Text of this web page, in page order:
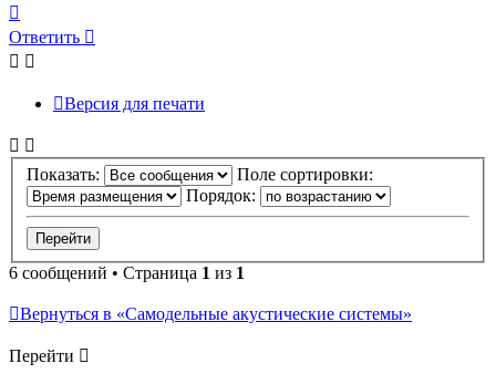
к
началу
Ответить
Версия для печати
Показать:
Поле сортировки:
Порядок:
6 сообщений • Страница 1 из 1
Вернуться в «Самодельные акустические системы»
Перейти